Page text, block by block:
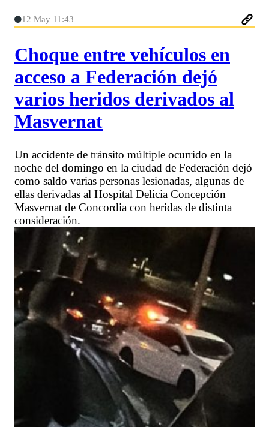
12 May 11:43
Choque entre vehículos en
acceso a Federación dejó
varios heridos derivados al
Masvernat
Un accidente de tránsito múltiple ocurrido en la
noche del domingo en la ciudad de Federación dejó
como saldo varias personas lesionadas, algunas de
ellas derivadas al Hospital Delicia Concepción
Masvernat de Concordia con heridas de distinta
consideración.